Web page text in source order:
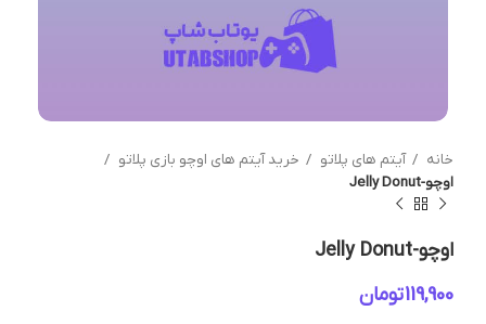
خانه آیتم های پلاتو
خرید آیتم های اوچو بازی پلاتو
اوچو-Jelly Donut
اوچو-Jelly Donut
تومان